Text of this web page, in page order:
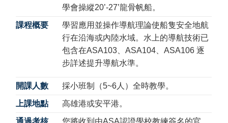
學會操縱20’-27’龍骨帆船。
課程概要
學習應用並操作導航理論使船隻安全地航
行在沿海或內陸水域。水上的導航技術已
包含在ASA103、ASA104、ASA106 逐
步詳述提升導航水準。
開課人數 採小班制（5~6人）全時教學。
上課地點 高雄港或安平港。
通過考核
您將收到由ASA認證學校教練簽名的官